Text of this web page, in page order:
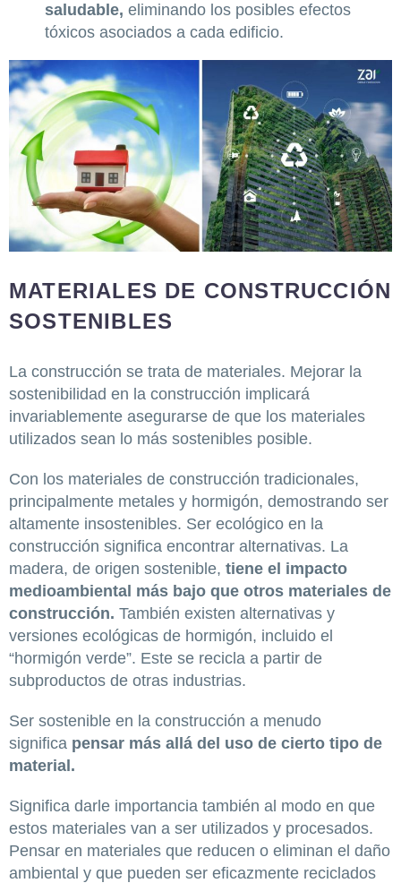
saludable, eliminando los posibles efectos
tóxicos asociados a cada edificio.
MATERIALES DE CONSTRUCCIÓN
SOSTENIBLES
La construcción se trata de materiales. Mejorar la
sostenibilidad en la construcción implicará
invariablemente asegurarse de que los materiales
utilizados sean lo más sostenibles posible.
Con los materiales de construcción tradicionales,
principalmente metales y hormigón, demostrando ser
altamente insostenibles. Ser ecológico en la
construcción significa encontrar alternativas. La
madera, de origen sostenible, tiene el impacto
medioambiental más bajo que otros materiales de
construcción. También existen alternativas y
versiones ecológicas de hormigón, incluido el
“hormigón verde”. Este se recicla a partir de
subproductos de otras industrias.
Ser sostenible en la construcción a menudo
significa pensar más allá del uso de cierto tipo de
material.
Significa darle importancia también al modo en que
estos materiales van a ser utilizados y procesados.
Pensar en materiales que reducen o eliminan el daño
ambiental y que pueden ser eficazmente reciclados